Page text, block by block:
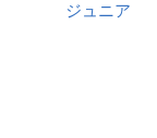
ジュニア